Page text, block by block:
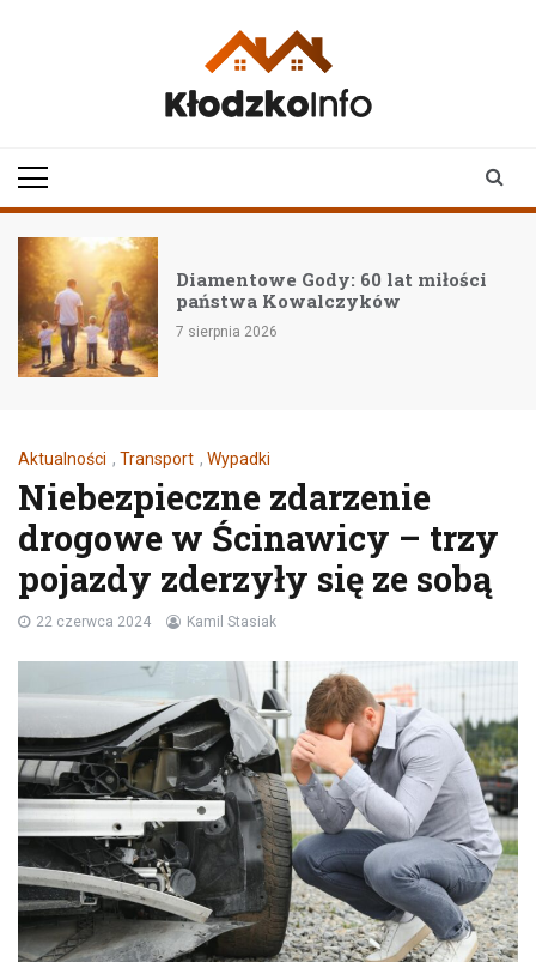
Diamentowe Gody: 60 lat miłości
państwa Kowalczyków
7 sierpnia 2026
Aktualności , Transport , Wypadki
Niebezpieczne zdarzenie
drogowe w Ścinawicy – trzy
pojazdy zderzyły się ze sobą
22 czerwca 2024 Kamil Stasiak